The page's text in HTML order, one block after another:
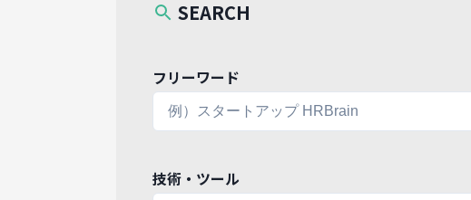
SEARCH
フリーワード
技術・ツール